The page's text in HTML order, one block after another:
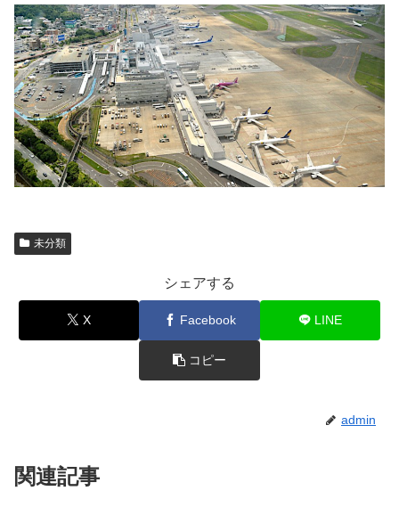
未分類
シェアする
X Facebook LINE
コピー
admin
関連記事